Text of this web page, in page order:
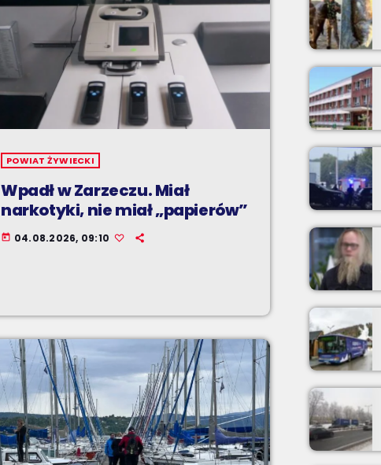
POWIAT ŻYWIECKI
Wpadł w Zarzeczu. Miał
narkotyki, nie miał „papierów”
today 04.08.2026, 09:10